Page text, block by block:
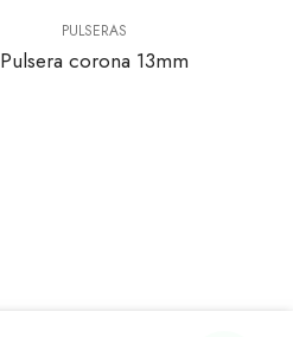
PULSERAS
Pulsera corona 13mm